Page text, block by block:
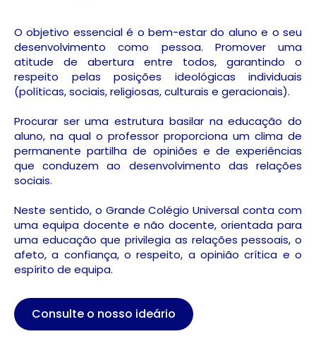
O objetivo essencial é o bem-estar do aluno e o seu
desenvolvimento como pessoa. Promover uma
atitude de abertura entre todos, garantindo o
respeito pelas posições ideológicas individuais
(políticas, sociais, religiosas, culturais e geracionais).
Procurar ser uma estrutura basilar na educação do
aluno, na qual o professor proporciona um clima de
permanente partilha de opiniões e de experiências
que conduzem ao desenvolvimento das relações
sociais.
Neste sentido, o Grande Colégio Universal conta com
uma equipa docente e não docente, orientada para
uma educação que privilegia as relações pessoais, o
afeto, a confiança, o respeito, a opinião crítica e o
espírito de equipa.
Consulte o nosso ideário